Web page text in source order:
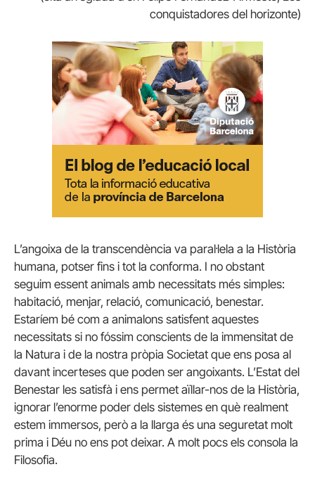
conquistadores del horizonte)
L’angoixa de la transcendència va paral·lela a la Història
humana, potser fins i tot la conforma. I no obstant
seguim essent animals amb necessitats més simples:
habitació, menjar, relació, comunicació, benestar.
Estaríem bé com a animalons satisfent aquestes
necessitats si no fóssim conscients de la immensitat de
la Natura i de la nostra pròpia Societat que ens posa al
davant incerteses que poden ser angoixants. L’Estat del
Benestar les satisfà i ens permet aïllar-nos de la Història,
ignorar l’enorme poder dels sistemes en què realment
estem immersos, però a la llarga és una seguretat molt
prima i Déu no ens pot deixar. A molt pocs els consola la
Filosofia.